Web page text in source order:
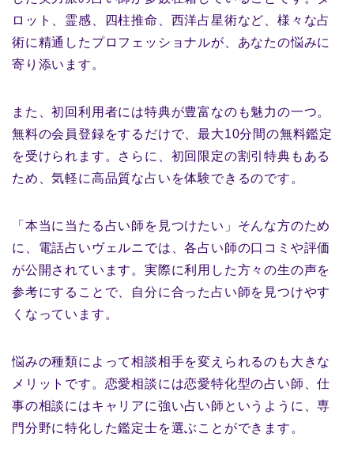
ロット、霊感、四柱推命、西洋占星術など、様々な占
術に精通したプロフェッショナルが、あなたの悩みに
寄り添います。
また、初回利用者には特典が豊富なのも魅力の一つ。
無料の会員登録をするだけで、最大10分間の無料鑑定
を受けられます。さらに、初回限定の割引特典もある
ため、気軽に高品質な占いを体験できるのです。
「本当に当たる占い師を見つけたい」そんな方のため
に、電話占いヴェルニでは、各占い師の口コミや評価
が公開されています。実際に利用した方々の生の声を
参考にすることで、自分に合った占い師を見つけやす
くなっています。
悩みの種類によって相談相手を変えられるのも大きな
メリットです。恋愛相談には恋愛特化型の占い師、仕
事の相談にはキャリアに強い占い師というように、専
門分野に特化した鑑定士を選ぶことができます。